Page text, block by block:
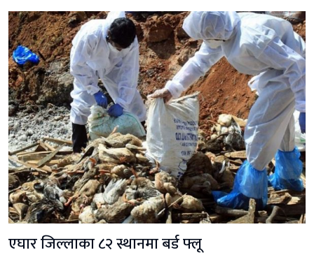
एघार जिल्लाका ८२ स्थानमा बर्ड फ्लू